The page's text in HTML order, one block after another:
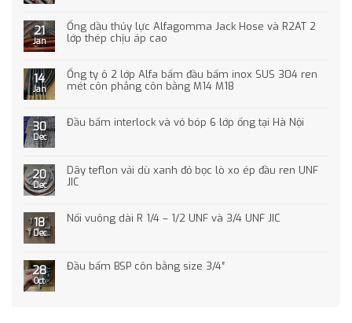
21
Jan
Ống dầu thủy lực Alfagomma Jack Hose và R2AT 2
lớp thép chịu áp cao
14
Jan
Ống ty ô 2 lớp Alfa bấm đầu bấm inox SUS 304 ren
mét côn phẳng côn bằng M14 M18
30
Dec
Đầu bấm interlock và vỏ bóp 6 lớp ống tại Hà Nội
20
Dec
Dây teflon vải dù xanh đỏ bọc lò xo ép đầu ren UNF
JIC
18
Dec
Nối vuông dài R 1/4 – 1/2 UNF và 3/4 UNF JIC
28
Oct
Đầu bấm BSP côn bằng size 3/4″